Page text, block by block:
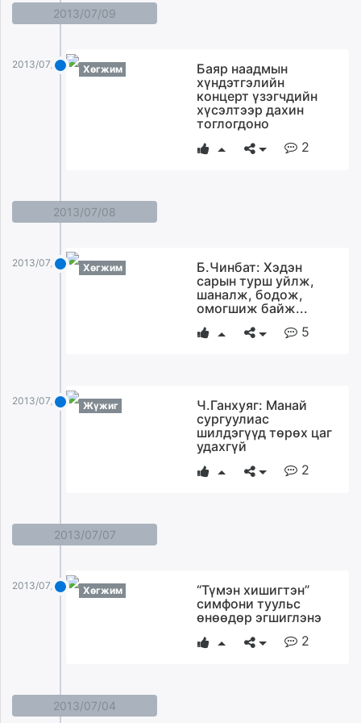
2013/07/09
2013/07/09 Хөгжим
Баяр наадмын
хүндэтгэлийн
концерт үзэгчдийн
хүсэлтээр дахин
тоглогдоно
2
2013/07/08
2013/07/08 Хөгжим
Б.Чинбат: Хэдэн
сарын турш уйлж,
шаналж, бодож,
омогшиж байж...
5
2013/07/08 Жүжиг
Ч.Ганхуяг: Манай
сургуулиас
шилдэгүүд төрөх цаг
удахгүй
2
2013/07/07
2013/07/07 Хөгжим
“Түмэн хишигтэн”
симфони туульс
өнөөдөр эгшиглэнэ
2
2013/07/04